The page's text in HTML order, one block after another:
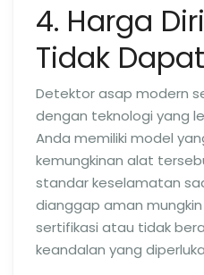
4. Harga
Tidak
Detektor asap modern
dengan teknologi yang
Anda memiliki model
kemungkinan alat
standar keselamatan
dianggap aman
sertifikasi atau tidak
keandalan yang